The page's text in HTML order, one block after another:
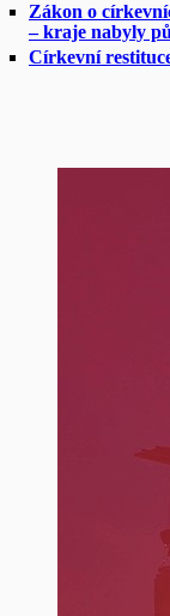
Zákon o
– kraje nabyly
Církevní